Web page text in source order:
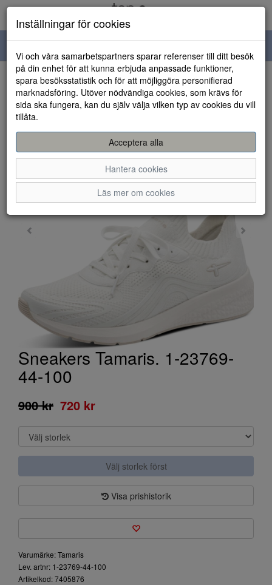
navigation
HEM
Sneakers Tamaris. 1-23769-
44-100
900 kr 720 kr
Välj storlek först
Visa prishistorik
Varumärke: Tamaris
Lev. artnr: 1-23769-44-100
Artikelkod: 7405876
Inställningar för cookies
Vi och våra samarbetspartners sparar referenser till ditt besök
på din enhet för att kunna erbjuda anpassade funktioner,
spara besöksstatistik och för att möjliggöra personifierad
marknadsföring. Utöver nödvändiga cookies, som krävs för
sida ska fungera, kan du själv välja vilken typ av cookies du vill
tillåta.
Acceptera alla
Hantera cookies
Läs mer om cookies